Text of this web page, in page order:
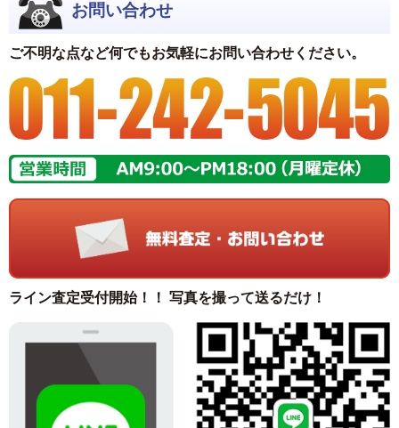
お問い合わせ
ご不明な点など何でもお気軽にお問い合わせください。
ライン査定受付開始！！ 写真を撮って送るだけ！